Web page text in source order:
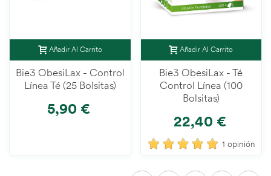
Añadir Al Carrito
Bie3 ObesiLax - Control
Línea Té (25 Bolsitas)
5,90 €
Añadir Al Carrito
Bie3 ObesiLax - Té
Control Línea (100
Bolsitas)
22,40 €
1 opinión